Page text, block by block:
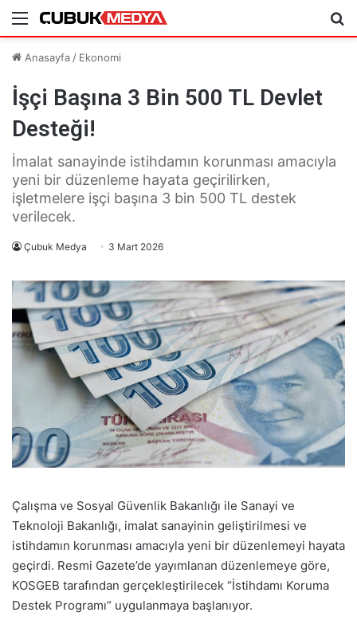
Menü
Anasayfa / Ekonomi
İşçi Başına 3 Bin 500 TL Devlet
Desteği!
İmalat sanayinde istihdamın korunması amacıyla
yeni bir düzenleme hayata geçirilirken,
işletmelere işçi başına 3 bin 500 TL destek
verilecek.
Çubuk Medya 3 Mart 2026
Çalışma ve Sosyal Güvenlik Bakanlığı ile Sanayi ve
Teknoloji Bakanlığı, imalat sanayinin geliştirilmesi ve
istihdamın korunması amacıyla yeni bir düzenlemeyi hayata
geçirdi. Resmi Gazete’de yayımlanan düzenlemeye göre,
KOSGEB tarafından gerçekleştirilecek “İstihdamı Koruma
Destek Programı” uygulanmaya başlanıyor.